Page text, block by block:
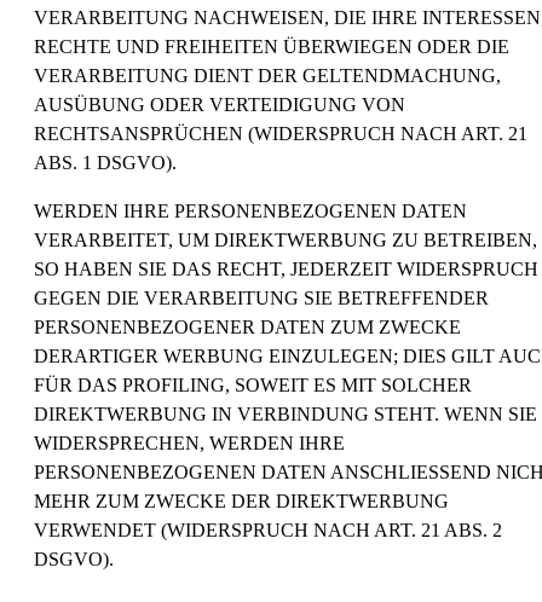
VERARBEITUNG NACHWEISEN, DIE IHRE
RECHTE UND FREIHEITEN ÜBERWIEGEN ODER DIE
VERARBEITUNG DIENT DER GELTENDMACHUNG,
AUSÜBUNG ODER VERTEIDIGUNG VON
RECHTSANSPRÜCHEN (WIDERSPRUCH NACH ART. 21
ABS. 1 DSGVO).
WERDEN IHRE PERSONENBEZOGENEN DATEN
VERARBEITET, UM DIREKTWERBUNG ZU BETREIBEN,
SO HABEN SIE DAS RECHT, JEDERZEIT WIDERSPRUCH
GEGEN DIE VERARBEITUNG SIE BETREFFENDER
PERSONENBEZOGENER DATEN ZUM ZWECKE
DERARTIGER WERBUNG EINZULEGEN; DIES GILT
FÜR DAS PROFILING, SOWEIT ES MIT SOLCHER
DIREKTWERBUNG IN VERBINDUNG STEHT. WENN SIE
WIDERSPRECHEN, WERDEN IHRE
PERSONENBEZOGENEN DATEN ANSCHLIESSEND
MEHR ZUM ZWECKE DER DIREKTWERBUNG
VERWENDET (WIDERSPRUCH NACH ART. 21 ABS. 2
DSGVO).